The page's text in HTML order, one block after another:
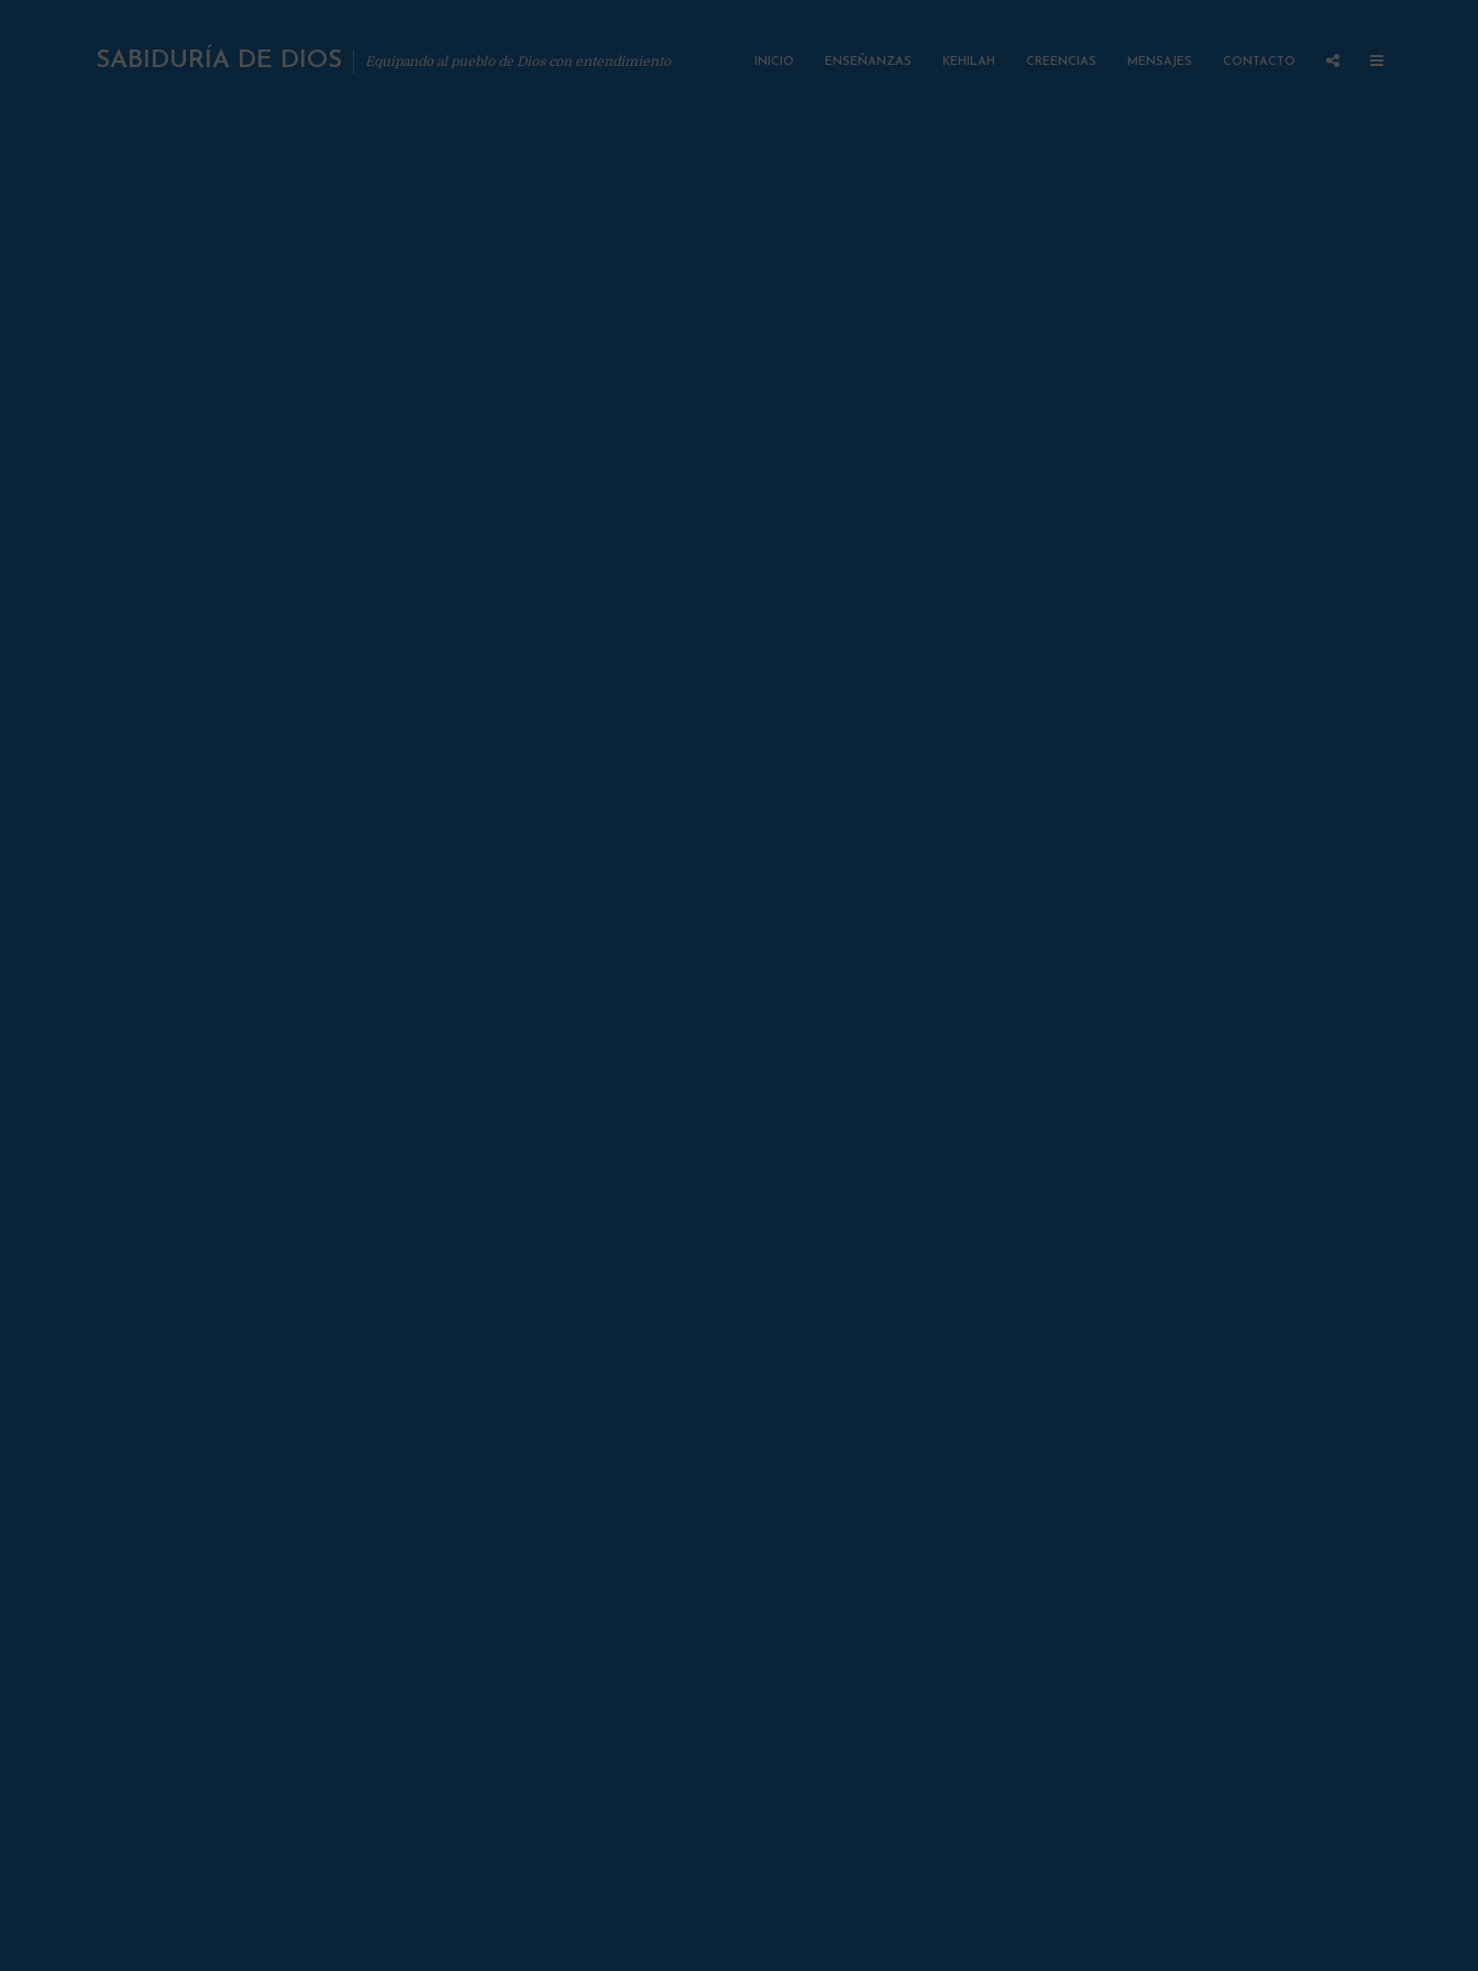
SABIDURÍA DE DIOS Equipando al pueblo de Dios con entendimiento INICIO ENSEÑANZAS KEHILAH CREENCIAS MENSAJES CONTACTO